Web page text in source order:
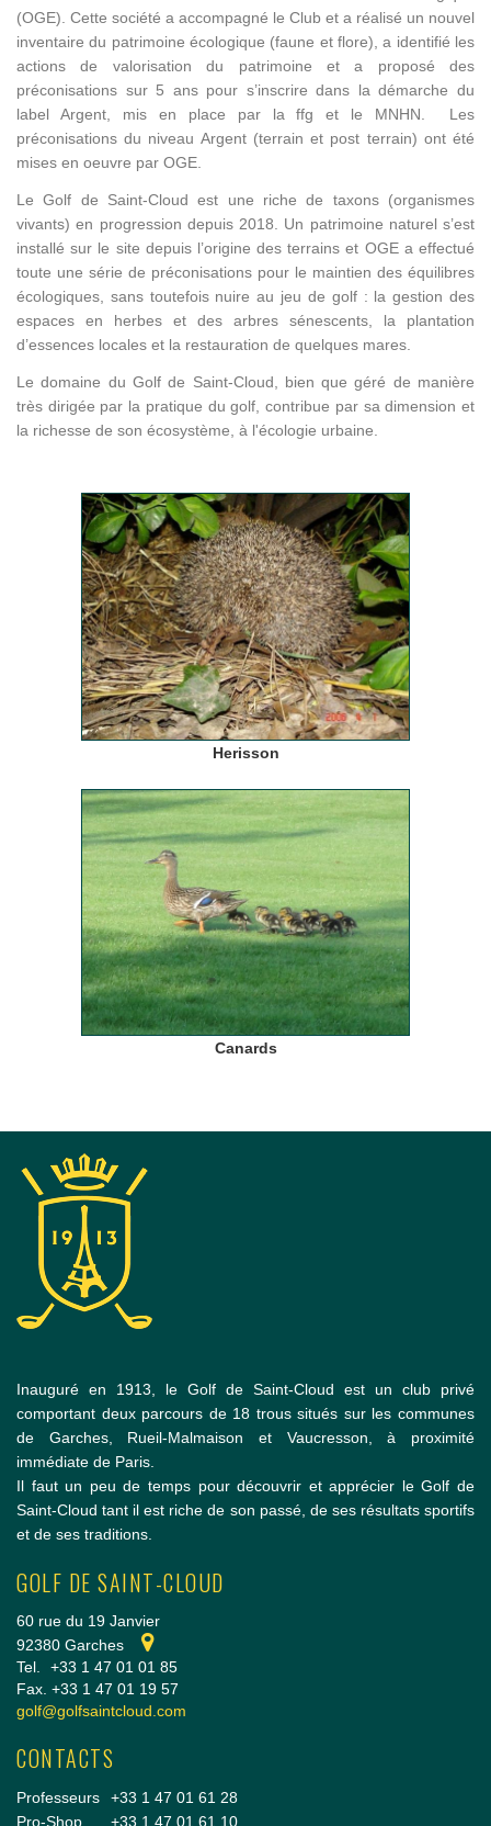
(OGE). Cette société a accompagné le Club et a réalisé un nouvel
inventaire du patrimoine écologique (faune et flore), a identifié les
actions de valorisation du patrimoine et a proposé des
préconisations sur 5 ans pour s’inscrire dans la démarche du
label Argent, mis en place par la ffg et le MNHN. Les
préconisations du niveau Argent (terrain et post terrain) ont été
mises en oeuvre par OGE.
Le Golf de Saint-Cloud est une riche de taxons (organismes
vivants) en progression depuis 2018. Un patrimoine naturel s’est
installé sur le site depuis l’origine des terrains et OGE a effectué
toute une série de préconisations pour le maintien des équilibres
écologiques, sans toutefois nuire au jeu de golf : la gestion des
espaces en herbes et des arbres sénescents, la plantation
d’essences locales et la restauration de quelques mares.
Le domaine du Golf de Saint-Cloud, bien que géré de manière
très dirigée par la pratique du golf, contribue par sa dimension et
la richesse de son écosystème, à l'écologie urbaine.
Herisson
Canards
Inauguré en 1913, le Golf de Saint-Cloud est un club privé
comportant deux parcours de 18 trous situés sur les communes
de Garches, Rueil-Malmaison et Vaucresson, à proximité
immédiate de Paris.
Il faut un peu de temps pour découvrir et apprécier le Golf de
Saint-Cloud tant il est riche de son passé, de ses résultats sportifs
et de ses traditions.
GOLF DE SAINT-CLOUD
60 rue du 19 Janvier
92380 Garches
Tel.
+33 1 47 01 01 85
Fax. +33 1 47 01 19 57
golf@golfsaintcloud.com
CONTACTS
Professeurs
+33 1 47 01 61 28
Pro-Shop
+33 1 47 01 61 10